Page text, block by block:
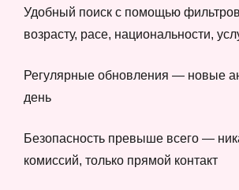
Удобный поиск с помощью
возрасту, расе, национальности,
Регулярные обновления — новые
день
Безопасность превыше всего —
комиссий, только прямой контакт